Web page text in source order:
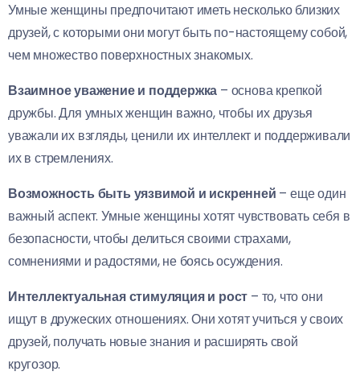
Умные женщины предпочитают иметь несколько близких
друзей, с которыми они могут быть по-настоящему собой,
чем множество поверхностных знакомых.
Взаимное уважение и поддержка – основа крепкой
дружбы. Для умных женщин важно, чтобы их друзья
уважали их взгляды, ценили их интеллект и поддерживали
их в стремлениях.
Возможность быть уязвимой и искренней – еще один
важный аспект. Умные женщины хотят чувствовать себя в
безопасности, чтобы делиться своими страхами,
сомнениями и радостями, не боясь осуждения.
Интеллектуальная стимуляция и рост – то, что они
ищут в дружеских отношениях. Они хотят учиться у своих
друзей, получать новые знания и расширять свой
кругозор.